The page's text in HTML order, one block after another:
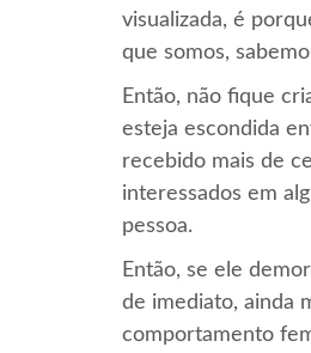
visualizada, é
que somos,
Então, não fique
esteja escondida
recebido mais de
interessados em
pessoa.
Então, se ele
de imediato, ainda
comportamento